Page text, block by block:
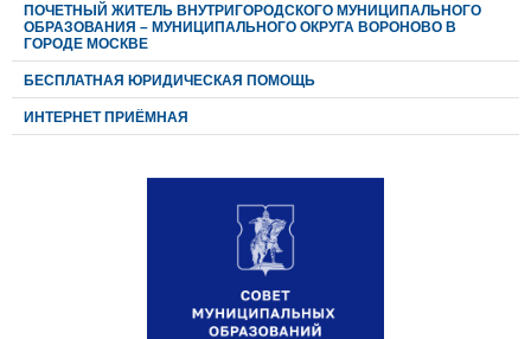
ПОЧЕТНЫЙ ЖИТЕЛЬ ВНУТРИГОРОДСКОГО МУНИЦИПАЛЬНОГО
ОБРАЗОВАНИЯ – МУНИЦИПАЛЬНОГО ОКРУГА ВОРОНОВО В
ГОРОДЕ МОСКВЕ
БЕСПЛАТНАЯ ЮРИДИЧЕСКАЯ ПОМОЩЬ
ИНТЕРНЕТ ПРИЁМНАЯ